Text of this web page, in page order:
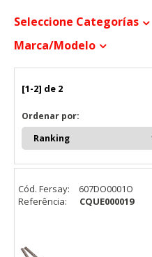
Seleccione Categorías
Marca/modelo
[1-2] de 2
Ordenar por:
Cód. Fersay:
607DO0001O
Referência:
CQUE000019